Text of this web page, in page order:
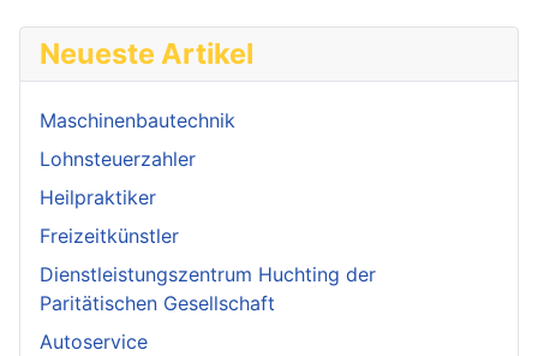
Neueste Artikel
Maschinenbautechnik
Lohnsteuerzahler
Heilpraktiker
Freizeitkünstler
Dienstleistungszentrum Huchting der
Paritätischen Gesellschaft
Autoservice